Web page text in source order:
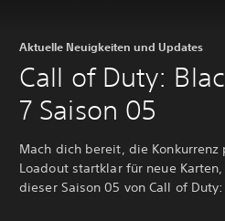
Aktuelle Neuigkeiten und Updates
Call of Duty:
7 Saison 05
Mach dich bereit, die
Loadout startklar für neue
dieser Saison 05 von Call of